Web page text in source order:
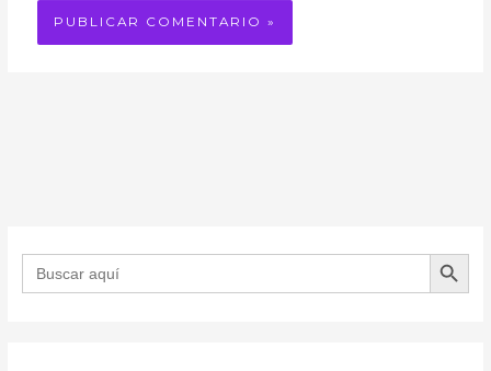
Buscar: BOTÓN DE